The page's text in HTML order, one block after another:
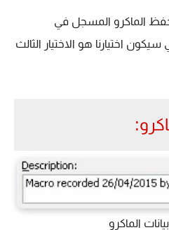
الماكرو المسجل في
اختيارنا هو الاختيار الثالث
الماكرو